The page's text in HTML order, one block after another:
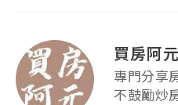
買房阿元
專門分享
不鼓勵炒